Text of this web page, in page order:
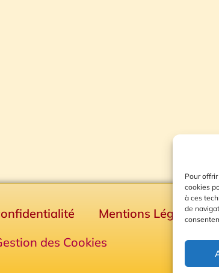
Pour
cookies
à ces
de
Mentions Légales
des Cookies